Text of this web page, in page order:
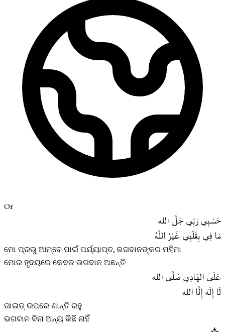
Or
حَسْبِي رَبِّي جَلَّ الله
مَا فِي بِقَلْبِي غَيْرُ اللَّهُ
ମୋ ପ୍ରଭୁ ଆମ୍ବେ ପାଇଁ ପର୍ଯ୍ୟାପ୍ତ, ଭଗବାନଙ୍କର ମହିମା
ମୋର ହୃଦୟରେ କେବଳ ଭଗବାନ ଅଛନ୍ତି
عَلَى الهَادِي صَلَّى الله
لَا إِلَهَ إِلَّا الله
ଗାଇଡ୍ ଉପରେ ଶାନ୍ତି ରହୁ
ଭଗବାନ ବିନା ଅନ୍ୟ କିଛି ନାହିଁ